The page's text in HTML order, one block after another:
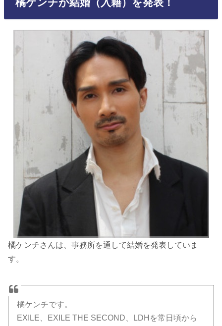
橘ケンチさんは、事務所を通して結婚を発表していま
す。
橘ケンチです。
EXILE、EXILE THE SECOND、LDHを常日頃から